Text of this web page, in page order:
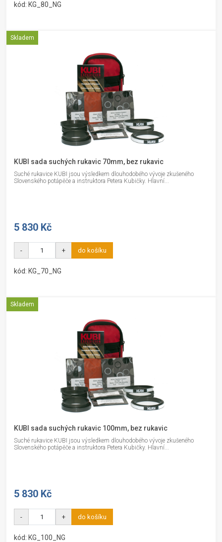
kód: KG_80_NG
Skladem
KUBI sada suchých rukavic 70mm, bez rukavic
Suché rukavice KUBI jsou výsledkem dlouhodobého vývoje zkušeného
Slovenského potápěče a instruktora Petera Kubičky. Hlavní...
5 830 Kč
- + do košíku
kód: KG_70_NG
Skladem
KUBI sada suchých rukavic 100mm, bez rukavic
Suché rukavice KUBI jsou výsledkem dlouhodobého vývoje zkušeného
Slovenského potápěče a instruktora Petera Kubičky. Hlavní...
5 830 Kč
- + do košíku
kód: KG_100_NG